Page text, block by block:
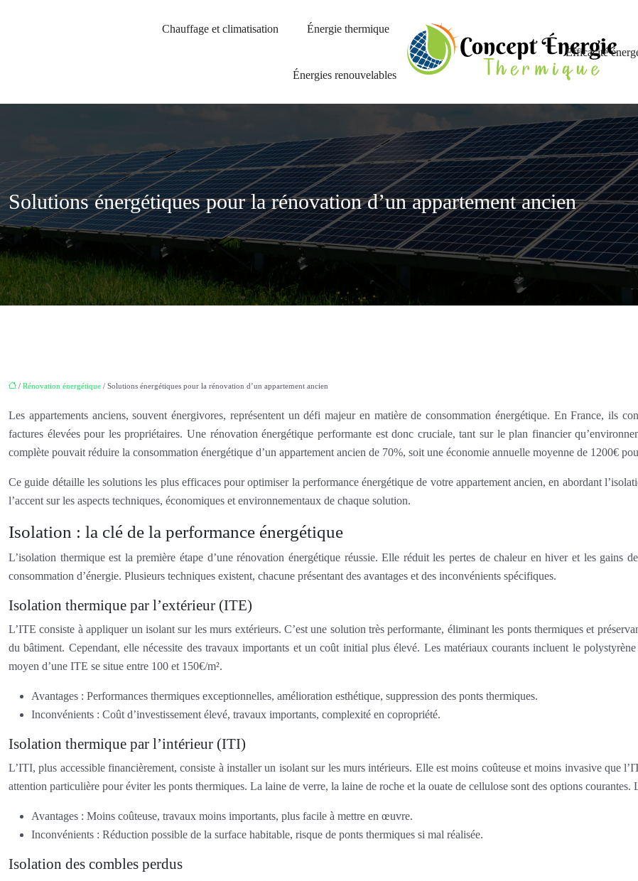
Énergie thermique
Chauffage et climatisation
Énergies renouvelables
Efficacité
Solutions énergétiques pour la rénovation d’un appartement ancien
/ Rénovation énergétique / Solutions énergétiques pour la rénovation d’un appartement ancien
Les appartements anciens, souvent énergivores, représentent un défi majeur en matière de consommation énergétique. En France, ils
factures élevées pour les propriétaires. Une rénovation énergétique performante est donc cruciale, tant sur le plan financier
complète pouvait réduire la consommation énergétique d’un appartement ancien de 70%, soit une économie annuelle moyenne de 1200€
Ce guide détaille les solutions les plus efficaces pour optimiser la performance énergétique de votre appartement ancien, en abordant
l’accent sur les aspects techniques, économiques et environnementaux de chaque solution.
Isolation : la clé de la performance énergétique
L’isolation thermique est la première étape d’une rénovation énergétique réussie. Elle réduit les pertes de chaleur en hiver et les gains
consommation d’énergie. Plusieurs techniques existent, chacune présentant des avantages et des inconvénients spécifiques.
Isolation thermique par l’extérieur (ITE)
L’ITE consiste à appliquer un isolant sur les murs extérieurs. C’est une solution très performante, éliminant les ponts thermiques et
du bâtiment. Cependant, elle nécessite des travaux importants et un coût initial plus élevé. Les matériaux courants incluent le
moyen d’une ITE se situe entre 100 et 150€/m².
Avantages : Performances thermiques exceptionnelles, amélioration esthétique, suppression des ponts thermiques.
Inconvénients : Coût d’investissement élevé, travaux importants, complexité en copropriété.
Isolation thermique par l’intérieur (ITI)
L’ITI, plus accessible financièrement, consiste à installer un isolant sur les murs intérieurs. Elle est moins coûteuse et moins invasive que
attention particulière pour éviter les ponts thermiques. La laine de verre, la laine de roche et la ouate de cellulose sont des options courantes.
Avantages : Moins coûteuse, travaux moins importants, plus facile à mettre en œuvre.
Inconvénients : Réduction possible de la surface habitable, risque de ponts thermiques si mal réalisée.
Isolation des combles perdus